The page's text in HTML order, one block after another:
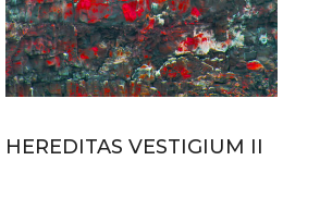
HEREDITAS VESTIGIUM II